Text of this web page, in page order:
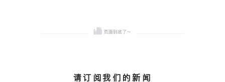
请订阅我们的新闻